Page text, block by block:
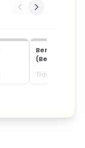
Beras
(Beras SPHP)
Tidak tersedia